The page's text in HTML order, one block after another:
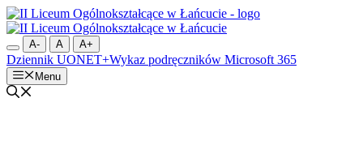
Przejdź
do
treściA- A A+
Dziennik UONET+Wykaz podręczników Microsoft 365
Menu